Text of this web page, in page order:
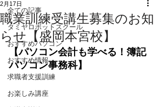
全ての記事
タミヤロボットスクール
おすすめパソコン
おすすめ情報
求職者支援訓練
お楽しみ講座
職業訓練受講生募集のお知
らせ【盛岡本宮校】
2月17日
【パソコン会計も学べる！簿記
パソコン事務科】